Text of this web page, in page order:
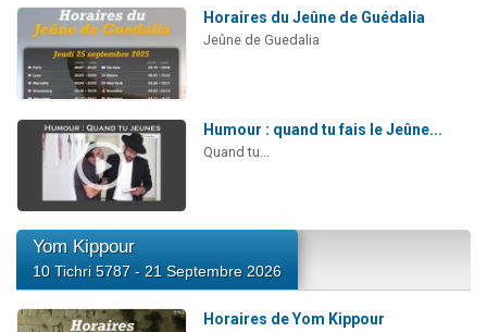
Horaires du Jeûne de Guédalia
Jeûne de Guedalia
Humour : quand tu fais le Jeûne...
Quand tu...
Yom Kippour
10 Tichri 5787 - 21 Septembre 2026
Horaires de Yom Kippour